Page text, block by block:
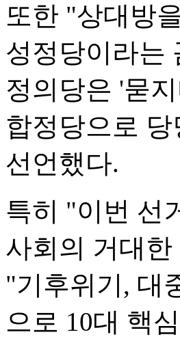
또한 "상대방
성정당이라는
정의당은 '묻
합정당으로
선언했다.
특히 "이번 선
사회의 거대
"기후위기, 대
으로 10대 핵